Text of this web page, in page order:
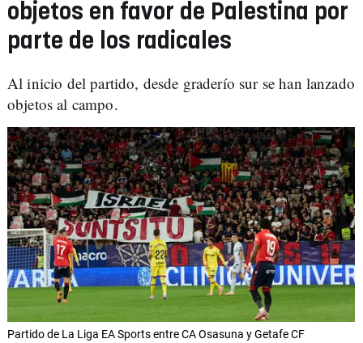
objetos en favor de Palestina por
parte de los radicales
Al inicio del partido, desde graderío sur se han lanzado
objetos al campo.
Partido de La Liga EA Sports entre CA Osasuna y Getafe CF